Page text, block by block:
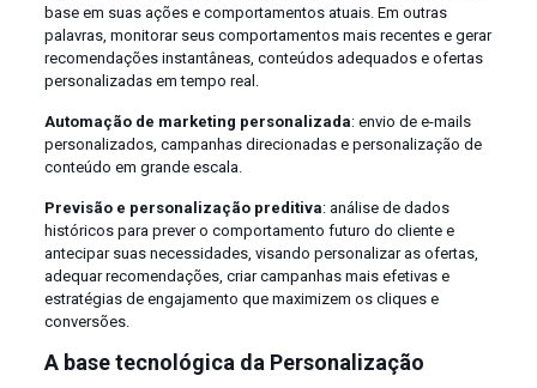
base em suas ações e comportamentos atuais. Em outras
palavras, monitorar seus comportamentos mais recentes e gerar
recomendações instantâneas, conteúdos adequados e ofertas
personalizadas em tempo real.
Automação de marketing personalizada: envio de e-mails
personalizados, campanhas direcionadas e personalização de
conteúdo em grande escala.
Previsão e personalização preditiva: análise de dados
históricos para prever o comportamento futuro do cliente e
antecipar suas necessidades, visando personalizar as ofertas,
adequar recomendações, criar campanhas mais efetivas e
estratégias de engajamento que maximizem os cliques e
conversões.
A base tecnológica da Personalização